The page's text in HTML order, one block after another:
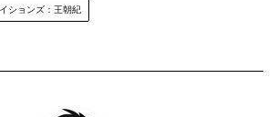
ションズ：王朝紀